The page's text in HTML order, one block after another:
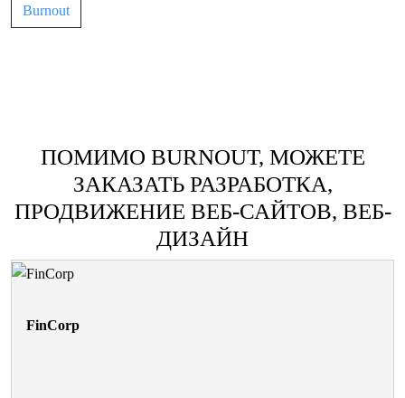
Burnout
ПОМИМО BURNOUT, МОЖЕТЕ
ЗАКАЗАТЬ РАЗРАБОТКА,
ПРОДВИЖЕНИЕ ВЕБ-САЙТОВ, ВЕБ-
ДИЗАЙН
FinCorp